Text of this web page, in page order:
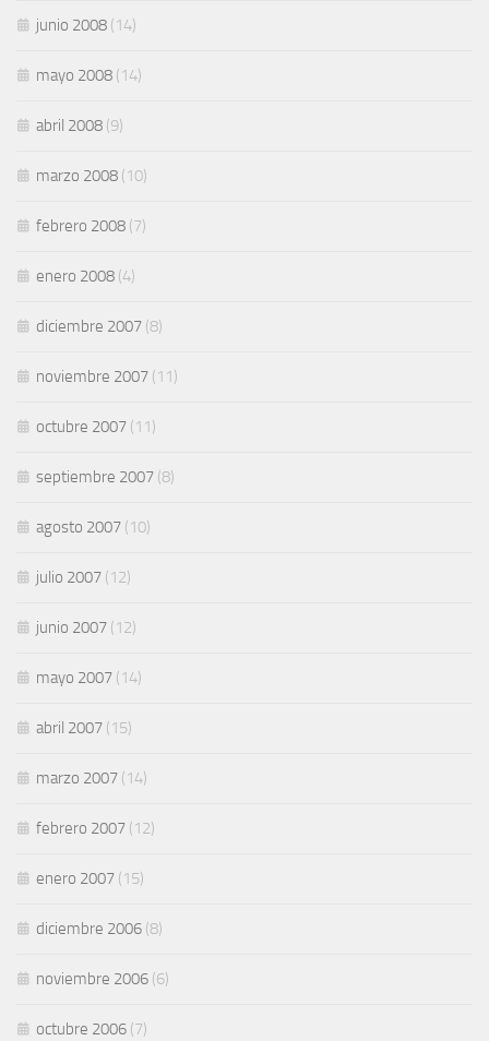
junio 2008 (14)
mayo 2008 (14)
abril 2008 (9)
marzo 2008 (10)
febrero 2008 (7)
enero 2008 (4)
diciembre 2007 (8)
noviembre 2007 (11)
octubre 2007 (11)
septiembre 2007 (8)
agosto 2007 (10)
julio 2007 (12)
junio 2007 (12)
mayo 2007 (14)
abril 2007 (15)
marzo 2007 (14)
febrero 2007 (12)
enero 2007 (15)
diciembre 2006 (8)
noviembre 2006 (6)
octubre 2006 (7)